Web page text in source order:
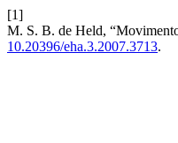
[1]
M. S. B. de Held,
10.20396/eha.3.2007.3713.